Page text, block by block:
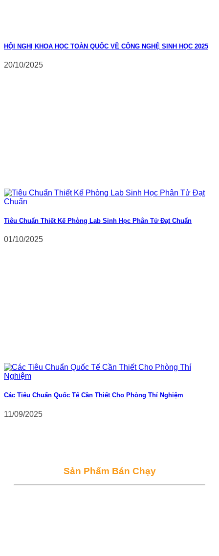
HỘI NGHỊ KHOA HỌC TOÀN QUỐC VỀ CÔNG NGHỆ SINH HỌC 2025
20/10/2025
Tiêu Chuẩn Thiết Kế Phòng Lab Sinh Học Phân Tử Đạt Chuẩn
01/10/2025
Các Tiêu Chuẩn Quốc Tế Cần Thiết Cho Phòng Thí Nghiệm
11/09/2025
Sản Phẩm Bán Chạy